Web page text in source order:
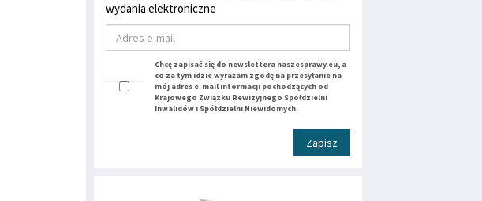
wydania elektroniczne
Chcę zapisać się do newslettera naszesprawy.eu, a
co za tym idzie wyrażam zgodę na przesyłanie na
mój adres e-mail informacji pochodzących od
Krajowego Związku Rewizyjnego Spółdzielni
Inwalidów i Spółdzielni Niewidomych.
Zapisz